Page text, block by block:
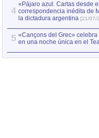
4
«Pájaro azul. Cartas desde
correspondencia inédita de
la dictadura argentina [21/07/
5 «Cançons del Grec»
en una noche única en el